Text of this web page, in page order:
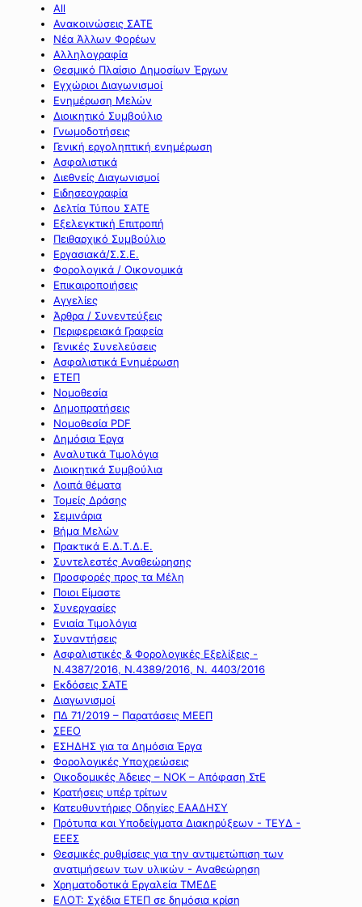
All
Ανακοινώσεις ΣΑΤΕ
Νέα Άλλων Φορέων
Αλληλογραφία
Θεσμικό Πλαίσιο Δημοσίων Έργων
Εγχώριοι Διαγωνισμοί
Ενημέρωση Μελών
Διοικητικό Συμβούλιο
Γνωμοδοτήσεις
Γενική εργοληπτική ενημέρωση
Ασφαλιστικά
Διεθνείς Διαγωνισμοί
Ειδησεογραφία
Δελτία Τύπου ΣΑΤΕ
Εξελεγκτική Επιτροπή
Πειθαρχικό Συμβούλιο
Εργασιακά/Σ.Σ.Ε.
Φορολογικά / Οικονομικά
Επικαιροποιήσεις
Αγγελίες
Άρθρα / Συνεντεύξεις
Περιφερειακά Γραφεία
Γενικές Συνελεύσεις
Ασφαλιστικά Ενημέρωση
ΕΤΕΠ
Νομοθεσία
Δημοπρατήσεις
Νομοθεσία PDF
Δημόσια Έργα
Αναλυτικά Τιμολόγια
Διοικητικά Συμβούλια
Λοιπά θέματα
Τομείς Δράσης
Σεμινάρια
Βήμα Μελών
Πρακτικά Ε.Δ.Τ.Δ.Ε.
Συντελεστές Αναθεώρησης
Προσφορές προς τα Μέλη
Ποιοι Είμαστε
Συνεργασίες
Ενιαία Τιμολόγια
Συναντήσεις
Ασφαλιστικές & Φορολογικές Εξελίξεις -
Ν.4387/2016, Ν.4389/2016, Ν. 4403/2016
Εκδόσεις ΣΑΤΕ
Διαγωνισμοί
ΠΔ 71/2019 – Παρατάσεις ΜΕΕΠ
ΣΕΕΟ
ΕΣΗΔΗΣ για τα Δημόσια Έργα
Φορολογικές Υποχρεώσεις
Οικοδομικές Άδειες – ΝΟΚ – Απόφαση ΣτΕ
Κρατήσεις υπέρ τρίτων
Κατευθυντήριες Οδηγίες ΕΑΑΔΗΣΥ
Πρότυπα και Υποδείγματα Διακηρύξεων - ΤΕΥΔ -
ΕΕΕΣ
Θεσμικές ρυθμίσεις για την αντιμετώπιση των
ανατιμήσεων των υλικών - Αναθεώρηση
Χρηματοδοτικά Εργαλεία ΤΜΕΔΕ
ΕΛΟΤ: Σχέδια ΕΤΕΠ σε δημόσια κρίση